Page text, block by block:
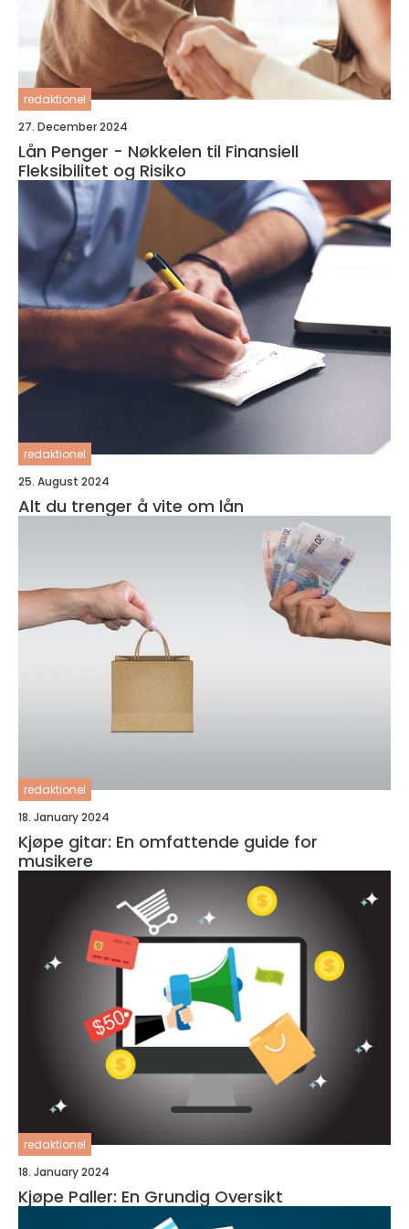
redaktionel
27. December 2024
Lån Penger - Nøkkelen til Finansiell
Fleksibilitet og Risiko
redaktionel
25. August 2024
Alt du trenger å vite om lån
redaktionel
18. January 2024
Kjøpe gitar: En omfattende guide for
musikere
redaktionel
18. January 2024
Kjøpe Paller: En Grundig Oversikt